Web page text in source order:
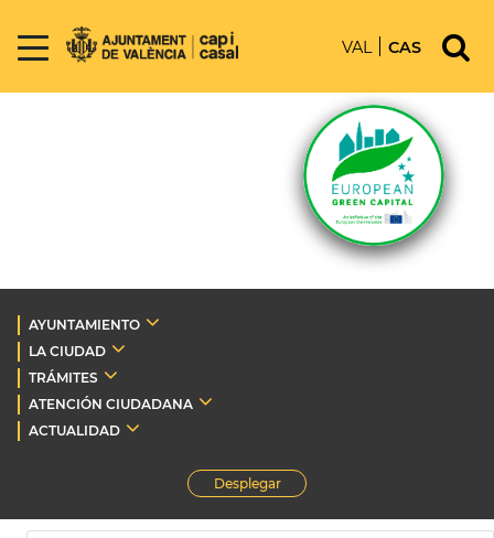
VAL CAS
AYUNTAMIENTO
LA CIUDAD
TRÁMITES
ATENCIÓN CIUDADANA
ACTUALIDAD
Desplegar